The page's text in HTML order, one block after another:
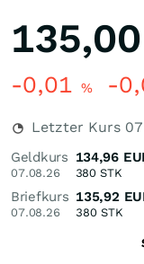
135,00
-0,01 % -
Letzter Kurs
Geldkurs
07.08.26
134,96
380 STK
Briefkurs
07.08.26
135,92
380STK